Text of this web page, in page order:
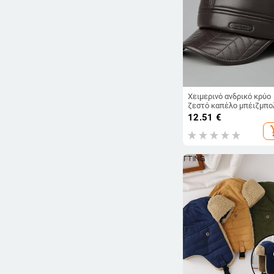
Χειμερινό ανδρικό κρύο
ζεστό καπέλο
επένδυση, παχύ
περιστασιακό καπέλο
12.51 €